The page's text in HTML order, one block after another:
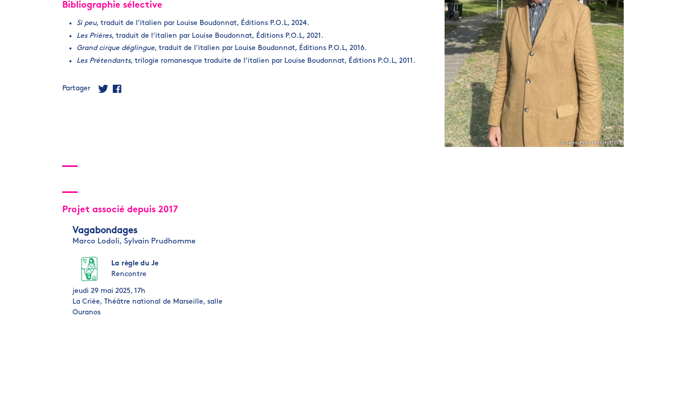
Bibliographie sélective
Si peu, traduit de l’italien par Louise Boudonnat, Éditions P.O.L, 2024.
Les Prières, traduit de l’italien par Louise Boudonnat, Éditions P.O.L, 2021.
Grand cirque déglingue, traduit de l’italien par Louise Boudonnat, Éditions P.O.L, 2016.
Les Prétendants, trilogie romanesque traduite de l’italien par Louise Boudonnat, Éditions P.O.L, 2011.
Partager
© Jean-Paul Hirsch/P.O.L
Projet associé depuis 2017
Vagabondages
Marco Lodoli, Sylvain Prudhomme
La règle du Je
Rencontre
jeudi 29 mai 2025, 17h
La Criée, Théâtre national de Marseille, salle
Ouranos